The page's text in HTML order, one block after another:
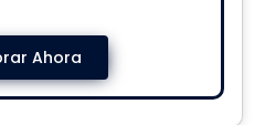
Ahora